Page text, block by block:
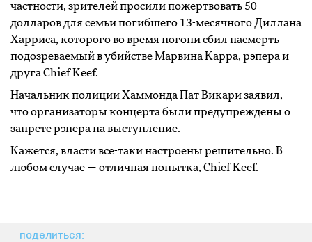
частности, зрителей просили пожертвовать 50
долларов для семьи погибшего 13-месячного Диллана
Харриса, которого во время погони сбил насмерть
подозреваемый в убийстве Марвина Карра, рэпера и
друга Chief Keef.
Начальник полиции Хаммонда Пат Викари заявил,
что организаторы концерта были предупреждены о
запрете рэпера на выступление.
Кажется, власти все-таки настроены решительно. В
любом случае — отличная попытка, Chief Keef.
поделиться: